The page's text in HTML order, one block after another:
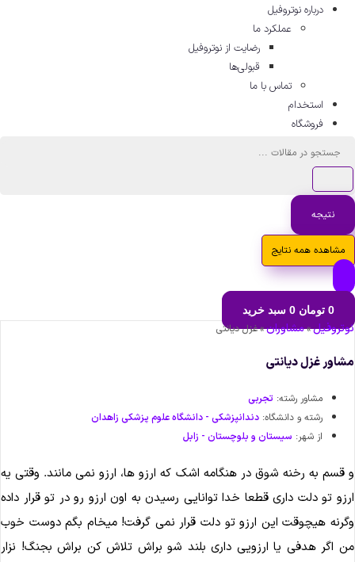
درباره نوتروفیل
عملکرد ما
رضایت از نوتروفیل
قبولی‌ها
تماس با ما
استخدام
فروشگاه
نتیجه
مشاهده همه نتایج
تومان 0 سبد خرید
»مشاوران»غزل دیانتی
غزل دیانتی
مشاور رشته:تجربی
رشته و دانشگاه:دندانپزشکی - دانشگاه علوم پزشکی زاهدان
از شهر:سيستان و بلوچستان - زابل
به رخنه شوق در هنگامه اشک که ارزو ها، ارزو نمی مانند. وقتی یه
تو دلت داری قطعا خدا توانایی رسیدن به اون ارزو رو در تو قرار داده
هیچوقت این ارزو تو دلت قرار نمی گرفت! میخام بگم دوست خوب
اگر هدفی یا ارزویی داری بلند شو براش تلاش کن براش بجنگ! نزار